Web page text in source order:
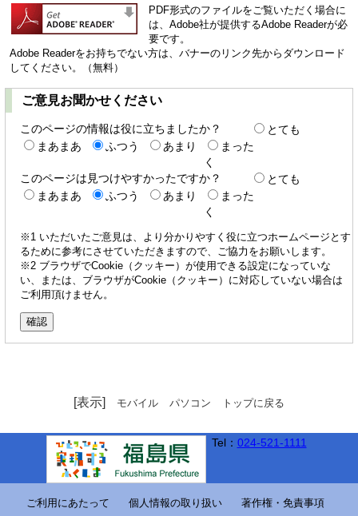
PDF形式のファイルをご覧いただく場合に
は、Adobe社が提供するAdobe Readerが必
要です。
Adobe Readerをお持ちでない方は、バナーのリンク先からダウンロード
してください。（無料）
ご意見お聞かせください
このページの情報は役に立ちましたか？
とても
まあまあ
ふつう あまり
まった
く
このページは見つけやすかったですか？
とても
まあまあ
ふつう あまり
まった
く
※1 いただいたご意見は、より分かりやすく役に立つホームページとす
るために参考にさせていただきますので、ご協力をお願いします。
※2 ブラウザでCookie（クッキー）が使用できる設定になっていな
い、または、ブラウザがCookie（クッキー）に対応していない場合は
ご利用頂けません。
[表示] モバイル パソコン トップに戻る
Tel： 024-521-1111
ご利用にあたって 個人情報の取り扱い 著作権・免責事項